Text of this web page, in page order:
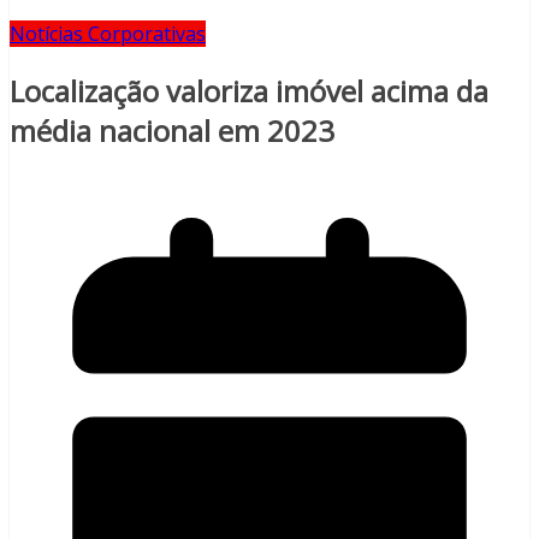
Notícias Corporativas
Localização valoriza imóvel acima da
média nacional em 2023